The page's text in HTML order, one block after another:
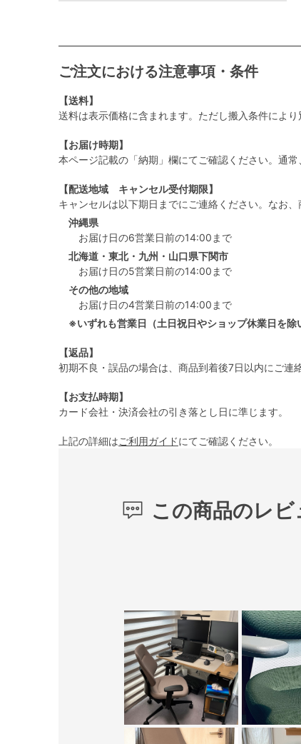
ご注文における注意事項・条件
【送料】
送料は表示価格に含まれます。ただし搬入条件によ
【お届け時期】
本ページ記載の「納期」欄にてご確認ください。通
【配送地域 キャンセル受付期限】
キャンセルは以下期日までにご連絡ください。なお
沖縄県
お届け日の6営業日前の14:00まで
北海道・東北・九州・山口県下関市
お届け日の5営業日前の14:00まで
その他の地域
お届け日の4営業日前の14:00まで
※いずれも営業日（土日祝日やショップ休業日を除
【返品】
初期不良・誤品の場合は、商品到着後7日以内にご連
【お支払時期】
カード会社・決済会社の引き落とし日に準じます。
上記の詳細はご利用ガイドにてご確認ください。
この商品のレビ